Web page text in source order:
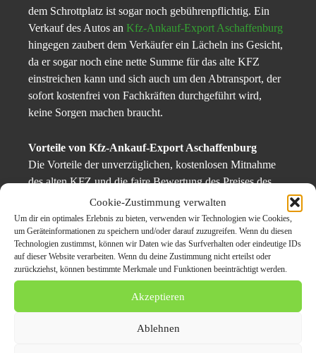
Cookie-Zustimmung verwalten
Um dir ein optimales Erlebnis zu bieten, verwenden wir Technologien wie Cookies,
um Geräteinformationen zu speichern und/oder darauf zuzugreifen. Wenn du diesen
Technologien zustimmst, können wir Daten wie das Surfverhalten oder eindeutige IDs
auf dieser Website verarbeiten. Wenn du deine Zustimmung nicht erteilst oder
zurückziehst, können bestimmte Merkmale und Funktionen beeinträchtigt werden.
Akzeptieren
Ablehnen
dem Schrottplatz ist sogar noch gebührenpflichtig. Ein
Verkauf des Autos an Kfz-Ankauf-Export Aschaffenburg
hingegen zaubert dem Verkäufer ein Lächeln ins Gesicht,
da er sogar noch eine nette Summe für das alte KFZ
einstreichen kann und sich auch um den Abtransport, der
sofort kostenfrei von Fachkräften durchgeführt wird,
keine Sorgen machen braucht.
Vorteile von Kfz-Ankauf-Export Aschaffenburg
Die Vorteile der unverzüglichen, kostenlosen Mitnahme
des alten KFZ und die faire Bewertung des Preises des
gebrauchen KFZ sollten bereits ausreichenden Grund zur
Kontaktaufnahme mit Kfz-Ankauf-Export Aschaffenburg
sein: 0157 / 50 93 4959
Ein weiterer Pluspunkt des Service von Kfz-Ankauf-
Export Aschaffenburg ist der, dass sie 24 Stunden täglich
erreichbar sind und dass alle Formalia, wie die